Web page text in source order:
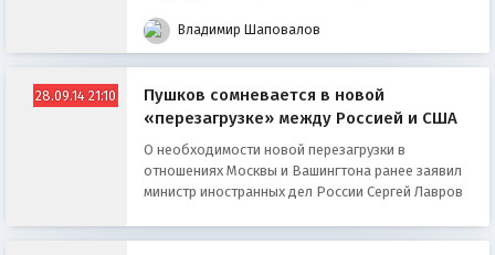
Владимир Шаповалов
28.09.14 21:10
Пушков сомневается в новой
«перезагрузке» между Россией и США
О необходимости новой перезагрузки в
отношениях Москвы и Вашингтона ранее заявил
министр иностранных дел России Сергей Лавров